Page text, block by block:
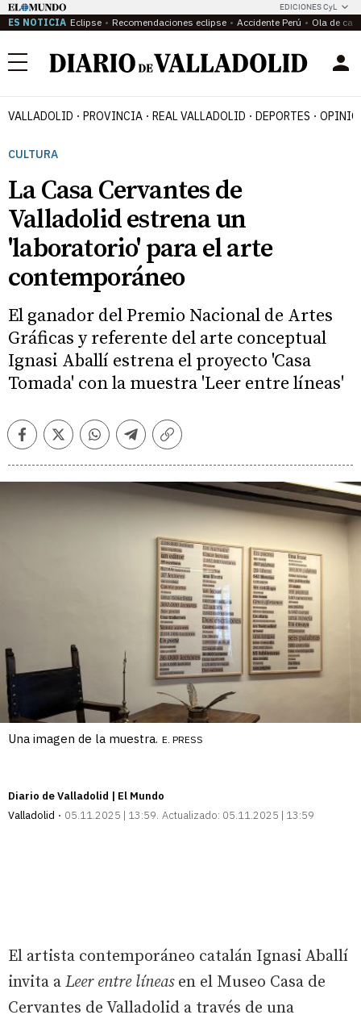
EDICIONES CyL
ES NOTICIA Eclipse Recomendaciones eclipse Accidente Perú Ola de
Menú
VALLADOLID PROVINCIA REAL VALLADOLID DEPORTES
CULTURA
La Casa Cervantes de
Valladolid estrena un
'laboratorio' para el arte
contemporáneo
El ganador del Premio Nacional de Artes
Gráficas y referente del arte conceptual
Ignasi Aballí estrena el proyecto 'Casa
Tomada' con la muestra 'Leer entre líneas'
FacebookTwitterWhatsappTelegramCopiar
Una imagen de la muestra. E. PRESS
Diario de Valladolid | El Mundo
Valladolid
05.11.2025 | 13:59 Actualizado: 05.11.2025 | 13:59
El artista contemporáneo catalán Ignasi Aballí
invita a Leer entre líneasen el Museo Casa de
Cervantes de Valladolid a través de una